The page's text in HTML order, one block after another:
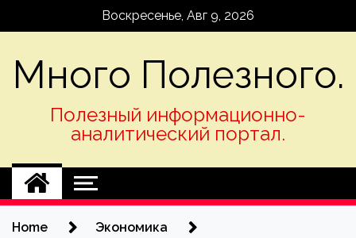
Воскресенье, Авг 9, 2026
Много Полезного.
Полезный информационно-
аналитический портал.
Home
Экономика